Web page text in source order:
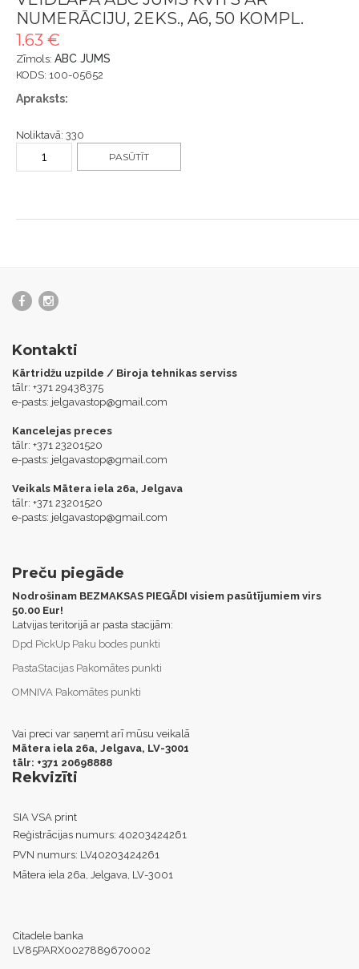
NUMERĀCIJU, 2EKS., A6, 50 KOMPL.
1.63 €
Zīmols: ABC JUMS
KODS: 100-05652
Apraksts:
Noliktavā: 330
PASŪTĪT
Kontakti
Kārtridžu uzpilde / Biroja tehnikas serviss
tālr: +371 29438375
e-pasts: jelgavastop@gmail.com
Kancelejas preces
tālr: +371 23201520
e-pasts: jelgavastop@gmail.com
Veikals Mātera iela 26a, Jelgava
tālr: +371 23201520
e-pasts: jelgavastop@gmail.com
Preču piegāde
Nodrošinam BEZMAKSAS PIEGĀDI visiem pasūtījumiem virs
50.00 Eur!
Latvijas teritorijā ar pasta stacijām:
Dpd PickUp Paku bodes punkti
PastaStacijas Pakomātes punkti
OMNIVA Pakomātes punkti
Vai preci var saņemt arī mūsu veikalā
Mātera iela 26a, Jelgava, LV-3001
tālr: +371 20698888
Rekvizīti
SIA VSA print
Reģistrācijas numurs: 40203424261
PVN numurs: LV40203424261
Mātera iela 26a, Jelgava, LV-3001
Citadele banka
LV85PARX0027889670002